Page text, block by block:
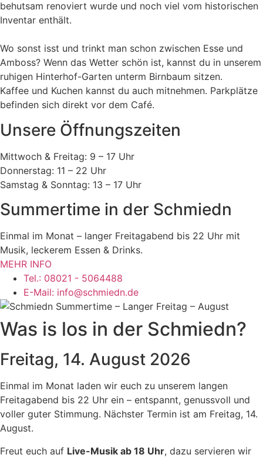
behutsam renoviert wurde und noch viel vom historischen
Inventar enthält.
Wo sonst isst und trinkt man schon zwischen Esse und
Amboss? Wenn das Wetter schön ist, kannst du in unserem
ruhigen Hinterhof-Garten unterm Birnbaum sitzen.
Kaffee und Kuchen kannst du auch mitnehmen. Parkplätze
befinden sich direkt vor dem Café.
Unsere Öffnungszeiten
Mittwoch & Freitag: 9 – 17 Uhr
Donnerstag: 11 – 22 Uhr
Samstag & Sonntag: 13 – 17 Uhr
Summertime in der Schmiedn
Einmal im Monat – langer Freitagabend bis 22 Uhr mit
Musik, leckerem Essen & Drinks.
MEHR INFO
Tel.: 08021 - 5064488
E-Mail: info@schmiedn.de
Was is los in der Schmiedn?
Freitag, 14. August 2026
Einmal im Monat laden wir euch zu unserem langen
Freitagabend bis 22 Uhr ein – entspannt, genussvoll und
voller guter Stimmung. Nächster Termin ist am Freitag, 14.
August.
Freut euch auf Live-Musik ab 18 Uhr, dazu servieren wir